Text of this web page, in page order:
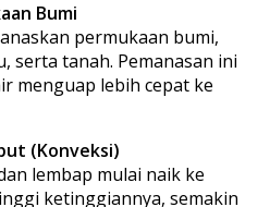
Bumi
permukaan bumi,
serta tanah. Pemanasan ini
menguap lebih cepat ke
(Konveksi)
lembap mulai naik ke
ketinggiannya, semakin